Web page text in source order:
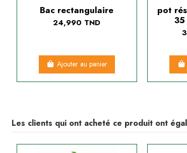
Bac rectangulaire
24,990 TND
Ajouter au panier
pot
Les clients qui ont acheté ce produit ont